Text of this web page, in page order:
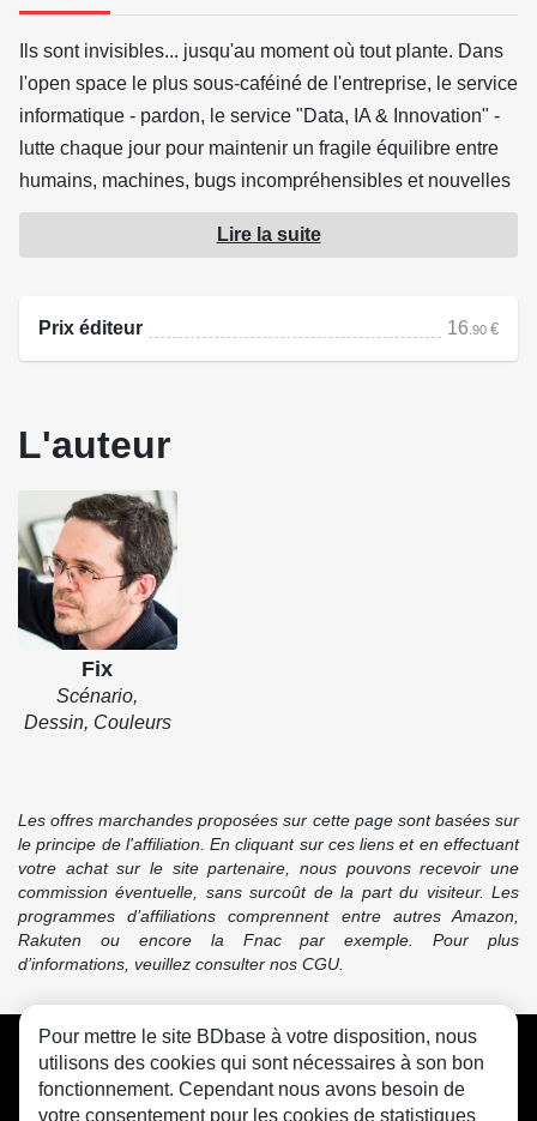
Ils sont invisibles... jusqu'au moment où tout plante. Dans
l'open space le plus sous-caféiné de l'entreprise, le service
informatique - pardon, le service "Data, IA & Innovation" -
lutte chaque jour pour maintenir un fragile équilibre entre
humains, machines, bugs incompréhensibles et nouvelles
lubies-à-la-mode du directeur. Après le succès de la série
panne sèche, IA stupide, transformation numérique
les thématiques sont traitées en un peu plus de 100 pages
de gags, de situations (trop) réelles et de dialogues
ciselés. Que vous soyez data scientist, consultant en IA,
développeur un peu perdu, chef de projet numérique
pipeau ou simple victime d'un mot de passe oublié, vous
vous reconnaîtrez dans ces histoires aussi drôles que
douloureusement vraies.
Lire la suite
Prix éditeur 16 .90 €
L'auteur
Fix
Scénario,
Dessin, Couleurs
Les offres marchandes proposées sur cette page sont basées sur
le principe de l'affiliation. En cliquant sur ces liens et en effectuant
votre achat sur le site partenaire, nous pouvons recevoir une
commission éventuelle, sans surcoût de la part du visiteur. Les
programmes d’affiliations comprennent entre autres Amazon,
Rakuten ou encore la Fnac par exemple. Pour plus
d’informations, veuillez consulter nos CGU.
CGU FAQ Contact Cookies
Pour mettre le site BDbase à votre disposition, nous
utilisons des cookies qui sont nécessaires à son bon
fonctionnement. Cependant nous avons besoin de
votre consentement pour les cookies de statistiques